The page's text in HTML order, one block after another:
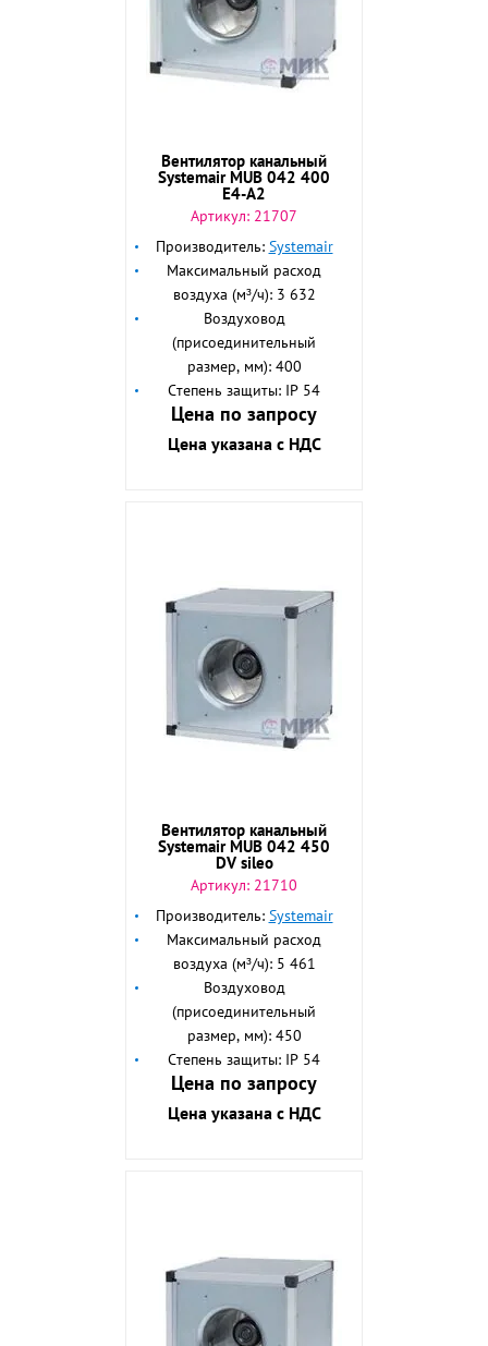
Вентилятор канальный
Systemair MUB 042 400
E4-A2
Артикул: 21707
Производитель: Systemair
Максимальный расход
воздуха (м³/ч): 3 632
Воздуховод
(присоединительный
размер, мм): 400
Степень защиты: IP 54
Цена по запросу
Цена указана с НДС
Вентилятор канальный
Systemair MUB 042 450
DV sileo
Артикул: 21710
Производитель: Systemair
Максимальный расход
воздуха (м³/ч): 5 461
Воздуховод
(присоединительный
размер, мм): 450
Степень защиты: IP 54
Цена по запросу
Цена указана с НДС